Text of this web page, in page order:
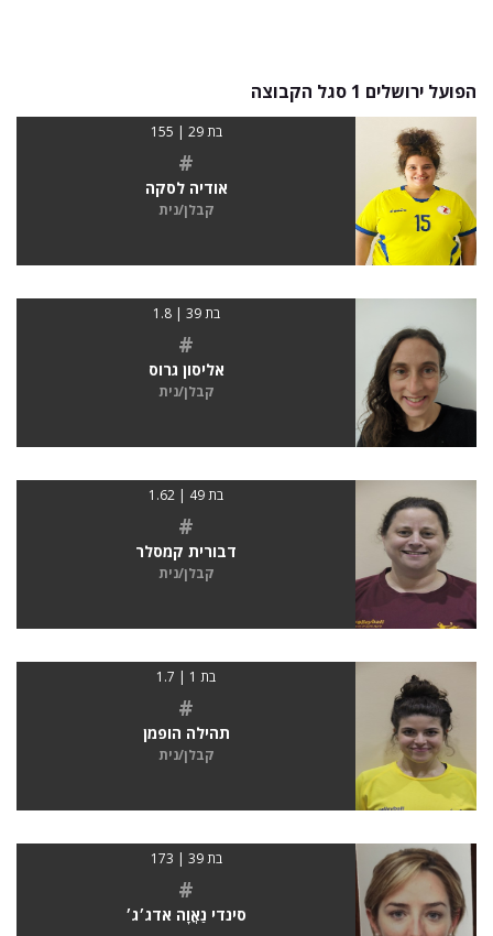
הפועל ירושלים 1 סגל הקבוצה
בת 29 | 155
#
אודיה לסקה
קבלן/נית
בת 39 | 1.8
#
אליסון גרוס
קבלן/נית
בת 49 | 1.62
#
דבורית קמסלר
קבלן/נית
בת 1 | 1.7
#
תהילה הופמן
קבלן/נית
בת 39 | 173
#
סינדי נַאֲוָה אדג׳ג׳